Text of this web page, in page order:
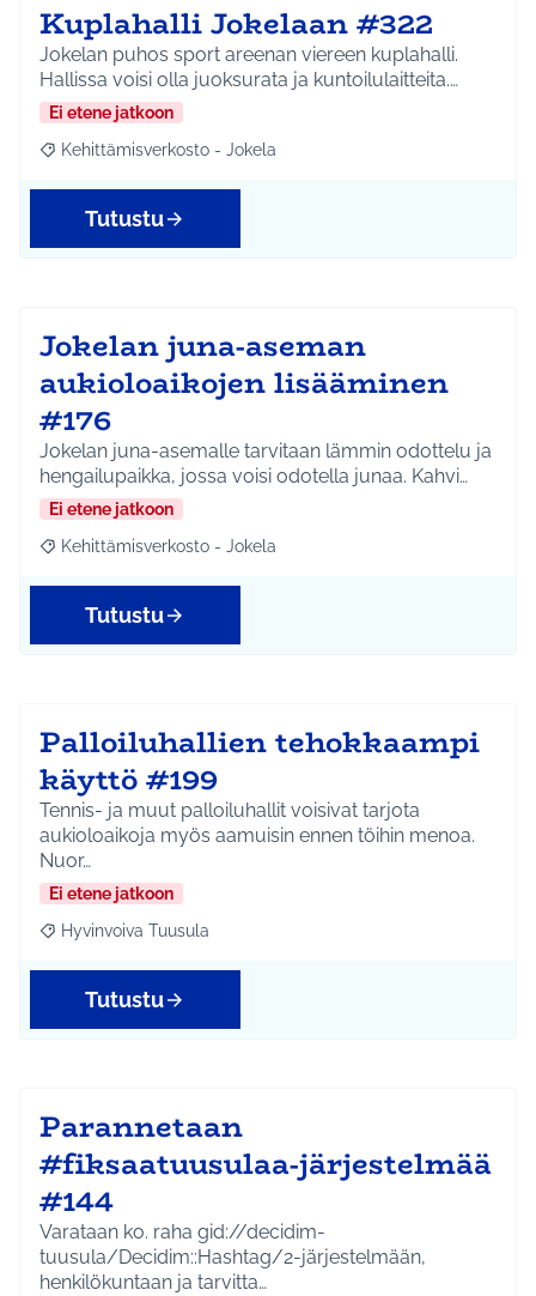
Kuplahalli Jokelaan #322
Jokelan puhos sport areenan viereen kuplahalli.
Hallissa voisi olla juoksurata ja kuntoilulaitteita.…
Ei etene jatkoon
Rajaa tulokset aihepiirin mukaan: Kehittämisverkosto - Jokela
Kehittämisverkosto - Jokela
Tutustu
Jokelan juna-aseman
aukioloaikojen lisääminen
#176
Jokelan juna-asemalle tarvitaan lämmin odottelu ja
hengailupaikka, jossa voisi odotella junaa. Kahvi…
Ei etene jatkoon
Rajaa tulokset aihepiirin mukaan: Kehittämisverkosto - Jokela
Kehittämisverkosto - Jokela
Tutustu
Palloiluhallien tehokkaampi
käyttö #199
Tennis- ja muut palloiluhallit voisivat tarjota
aukioloaikoja myös aamuisin ennen töihin menoa.
Nuor…
Ei etene jatkoon
Rajaa tulokset aihepiirin mukaan: Hyvinvoiva Tuusula
Hyvinvoiva Tuusula
Tutustu
Parannetaan
#fiksaatuusulaa-järjestelmää
#144
Varataan ko. raha gid://decidim-
tuusula/Decidim::Hashtag/2-järjestelmään,
henkilökuntaan ja tarvitta…